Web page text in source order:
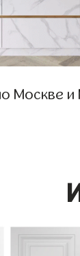
Москве